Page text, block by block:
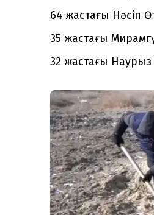
64 жастағы Нәсіп
35 жастағы
32 жастағы